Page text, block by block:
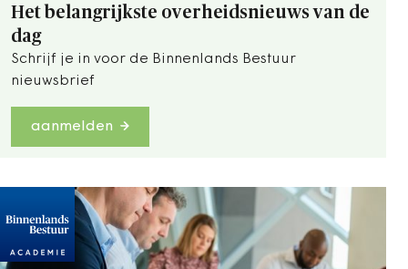
Het belangrijkste overheidsnieuws van de
dag
Schrijf je in voor de Binnenlands Bestuur
nieuwsbrief
aanmelden